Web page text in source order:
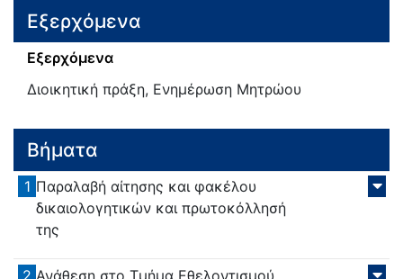
Εξερχόμενα
Εξερχόμενα
Διοικητική πράξη, Ενημέρωση Μητρώου
Βήματα
1 Παραλαβή αίτησης και φακέλου
δικαιολογητικών και πρωτοκόλλησή
της
2 Ανάθεση στο Τμήμα Εθελοντισμού